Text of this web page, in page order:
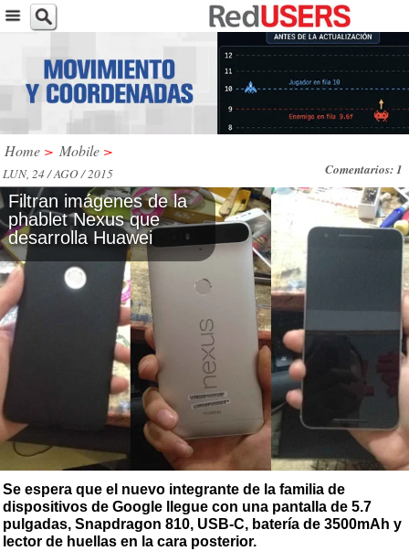
Home > Mobile >
Comentarios: 1
LUN, 24 / AGO / 2015
Filtran imágenes de la
phablet Nexus que
desarrolla Huawei
Se espera que el nuevo integrante de la familia de
dispositivos de Google llegue con una pantalla de 5.7
pulgadas, Snapdragon 810, USB-C, batería de 3500mAh y
lector de huellas en la cara posterior.